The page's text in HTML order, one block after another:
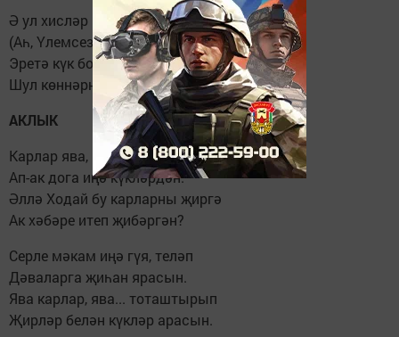
Ә ул хисләр һаман җылы икән
(Аһ, Үлемсез чакның хисләре!)
Эретә күк бозлы күңелемне
Шул көннәрнең изге төшләре...
АКЛЫК
Карлар ява, гүя салмак кына
Ап-ак дога иңә күкләрдән.
Әллә Ходай бу карларны җиргә
Ак хәбәре итеп җибәргән?
Серле мәкам иңә гүя, теләп
Дәваларга җиһан ярасын.
Ява карлар, ява... тоташтырып
Җирләр белән күкләр арасын.